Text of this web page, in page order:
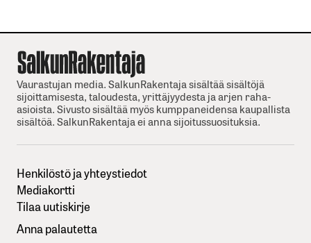
Vaurastujan media. SalkunRakentaja sisältää sisältöjä
sijoittamisesta, taloudesta, yrittäjyydesta ja arjen raha-
asioista. Sivusto sisältää myös kumppaneidensa kaupallista
sisältöä. SalkunRakentaja ei anna sijoitussuosituksia.
Henkilöstö ja yhteystiedot
Mediakortti
Tilaa uutiskirje
Anna palautetta